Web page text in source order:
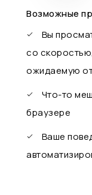
Возможные
Вы
со
ожидаемую
Что-то
браузере
Ваше